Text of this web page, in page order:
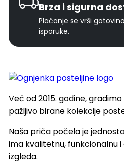
Brza i sigurna
Plaćanje se vrši
isporuke.
Već od 2015. godine,
pažljivo birane kolekcije
Naša priča počela je
ima kvalitetnu, funkcionalnu
izgleda.